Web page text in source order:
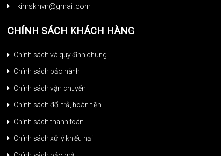
kimskinvn@gmail.com
CHÍNH SÁCH KHÁCH HÀNG
Chính sách và quy định chung
Chính sách bảo hành
Chính sách vận chuyển
Chính sách đổi trả, hoàn tiền
Chính sách thanh toán
Chính sách xử lý khiếu nại